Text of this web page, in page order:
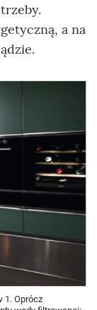
a na
1. Oprócz